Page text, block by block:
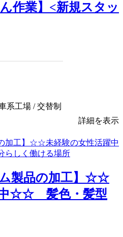
作業】<新規スタッ
系工場 / 交替制
詳細を表示
ム製品の加工】☆☆
中☆☆ 髪色・髪型